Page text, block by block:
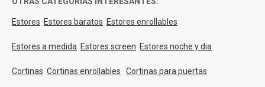
Estores Estores baratos Estores enrollables
Estores a medida Estores screen Estores noche y dia
Cortinas Cortinas enrollables Cortinas para puertas